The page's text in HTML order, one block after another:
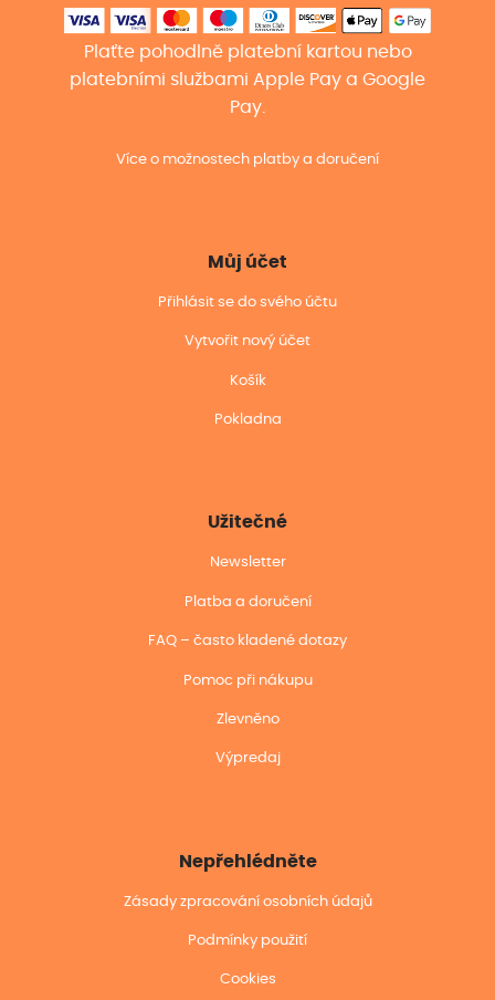
Plaťte pohodlně platební kartou nebo
platebními službami Apple Pay a Google
Pay.
Více o možnostech platby a doručení
Můj účet
Přihlásit se do svého účtu
Vytvořit nový účet
Košík
Pokladna
Užitečné
Newsletter
Platba a doručení
FAQ – často kladené dotazy
Pomoc při nákupu
Zlevněno
Výpredaj
Nepřehlédněte
Zásady zpracování osobních údajů
Podmínky použití
Cookies